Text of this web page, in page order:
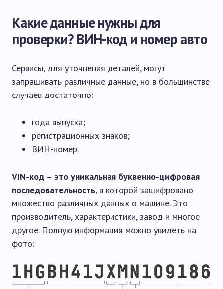
Какие данные нужны для
проверки? ВИН-код и номер авто
Сервисы, для уточнения деталей, могут
запрашивать различные данные, но в большинстве
случаев достаточно:
года выпуска;
регистрационных знаков;
ВИН-номер.
VIN-код – это уникальная буквенно-цифровая
последовательность, в которой зашифровано
множество различных данных о машине. Это
производитель, характеристики, завод и многое
другое. Полную информация можно увидеть на
фото: